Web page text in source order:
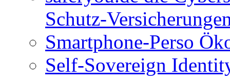
Schutz-
Smartphone-Perso
Self-Sovereign